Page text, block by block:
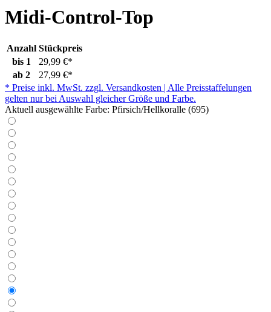
Midi-Control-Top
Anzahl Stückpreis
bis 1
29,99 €*
ab 2
27,99 €*
* Preise inkl. MwSt. zzgl. Versandkosten | Alle Preisstaffelungen
gelten nur bei Auswahl gleicher Größe und Farbe.
Aktuell ausgewählte Farbe: Pfirsich/Hellkoralle (695)